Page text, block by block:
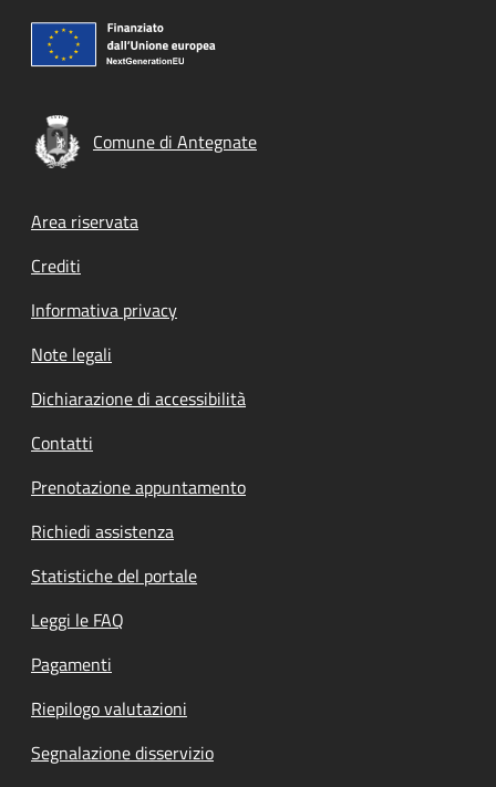
Comune di Antegnate
Footer menu
Area riservata
Crediti
Informativa privacy
Note legali
Dichiarazione di accessibilità
Contatti
Prenotazione appuntamento
Richiedi assistenza
Statistiche del portale
Leggi le FAQ
Pagamenti
Riepilogo valutazioni
Segnalazione disservizio